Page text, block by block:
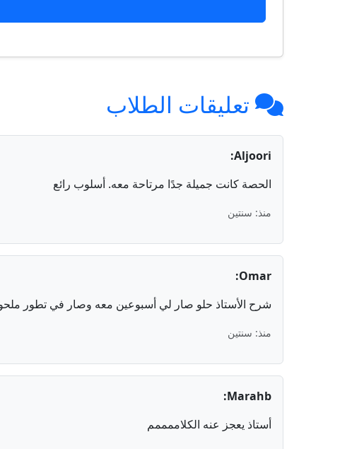
تعليقات الطلاب
Aljoori:
الحصة كانت جميلة جدًا مرتاحة معه. أسلوب رائع
منذ: سنتين
Omar:
شرح الأستاذ حلو صار لي أسبوعين معه وصار في تطور
منذ: سنتين
Marahb:
أستاذ يعجز عنه الكلاممممم